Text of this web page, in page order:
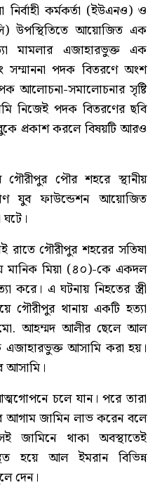
কর্মকর্তা (ইউএনও) ও
উপস্থিতিতে আয়োজিত এক
মামলার এজাহারভুক্ত এক
সম্মাননা পদক বিতরণে অংশ
আলোচনা-সমালোচনার সৃষ্টি
নিজেই পদক বিতরণের ছবি
প্রকাশ করলে বিষয়টি আরও
পৌর শহরে স্থানীয়
যুব ফাউন্ডেশন আয়োজিত
রাতে গৌরীপুর শহরের সতিষা
মানিক মিয়া (৪০)-কে একদল
করে। এ ঘটনায় নিহতের স্ত্রী
গৌরীপুর থানায় একটি হত্যা
মো. আহম্মদ আলীর ছেলে আল
আসামি করা হয়।
আসামি।
চলে যান। পরে তারা
জামিন লাভ করেন বলে
জামিনে থাকা অবস্থাতেই
হয়ে আল ইমরান বিভিন্ন
দেন।